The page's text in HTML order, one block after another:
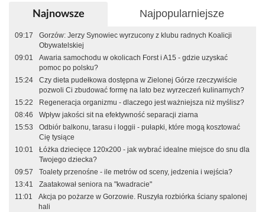
Najnowsze Najpopularniejsze
09:17
Gorzów: Jerzy Synowiec wyrzucony z klubu radnych Koalicji
Obywatelskiej
09:01
Awaria samochodu w okolicach Forst i A15 - gdzie uzyskać
pomoc po polsku?
15:24
Czy dieta pudełkowa dostępna w Zielonej Górze rzeczywiście
pozwoli Ci zbudować formę na lato bez wyrzeczeń kulinarnych?
15:22
Regeneracja organizmu - dlaczego jest ważniejsza niż myślisz?
08:46
Wpływ jakości sit na efektywność separacji ziarna
15:53
Odbiór balkonu, tarasu i loggii - pułapki, które mogą kosztować
Cię tysiące
10:01
Łóżka dziecięce 120x200 - jak wybrać idealne miejsce do snu dla
Twojego dziecka?
09:57
Toalety przenośne - ile metrów od sceny, jedzenia i wejścia?
13:41
Zaatakował seniora na "kwadracie"
11:01
Akcja po pożarze w Gorzowie. Ruszyła rozbiórka ściany spalonej
hali